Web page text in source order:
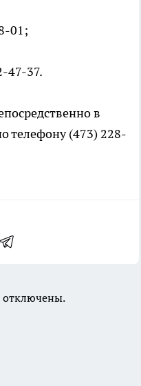
01;
47-37.
в
телефону (473) 228-
отключены.